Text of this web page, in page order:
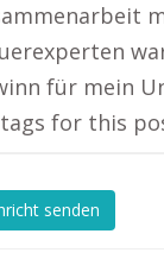
für mein
for this
senden